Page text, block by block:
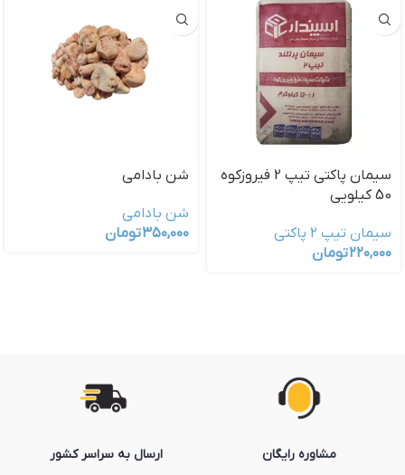
سیمان پاکتی تیپ 2 فیروزکوه
50 کیلویی
سیمان تیپ 2 پاکتی
۲۲۰,۰۰۰تومان
شن بادامی
شن بادامی
۳۵۰,۰۰۰تومان
مشاوره رایگان ارسال به سراسر کشور